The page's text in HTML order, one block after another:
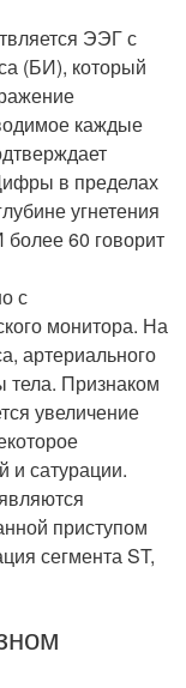
ЭЭГ с
(БИ), который
каждые
в пределах
угнетения
60 говорит
с
монитора. На
артериального
тела. Признаком
увеличение
и сатурации.
приступом
сегмента ST,